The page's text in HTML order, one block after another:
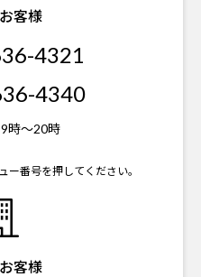
客様
4321
4340
9時～20時
番号を押してください。
客様